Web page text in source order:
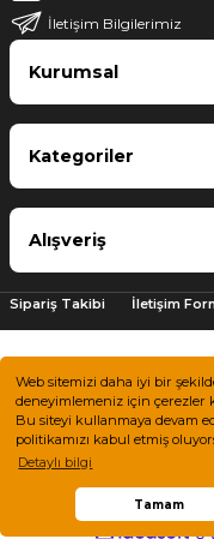
Web sitemizi daha iyi bir
deneyimlemeniz için çerezler
Bu siteyi kullanmaya devam
politikamızı kabul etmiş
Detaylı bilgi
Tamam
İletişim Bilgilerimiz
Kurumsal
Kategoriler
Alışveriş
Sipariş Takibi İletişim
2025 © Tüm hakları